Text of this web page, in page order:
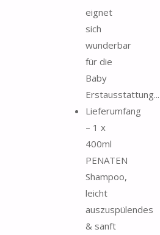
eignet
sich
wunderbar
für die
Baby
Erstausstattung...
Lieferumfang
– 1 x
400ml
PENATEN
Shampoo,
leicht
auszuspülendes
& sanft